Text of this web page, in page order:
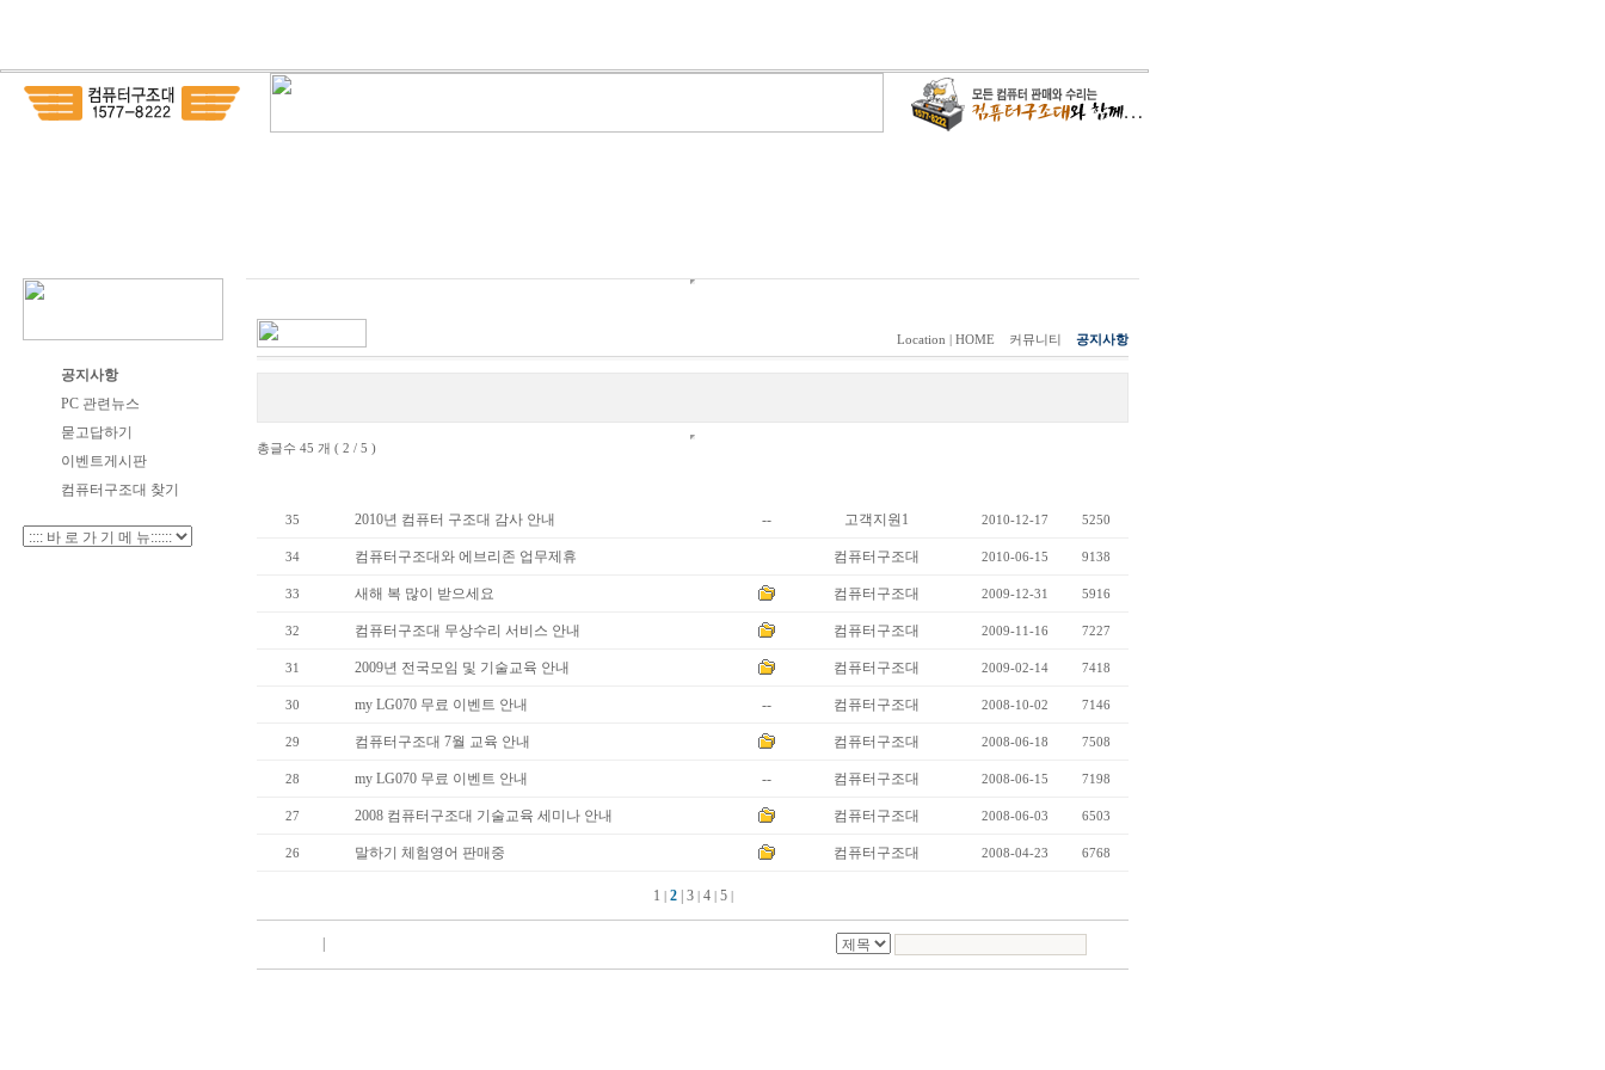
공지사항
PC 관련뉴스
묻고답하기
이벤트게시판
컴퓨터구조대 찾기
Location | HOME 커뮤니티 공지사항
총글수 45 개 ( 2 / 5 )
35 2010년 컴퓨터 구조대 감사 안내 -- 고객지원1 2010-12-17 5250
34 컴퓨터구조대와 에브리존 업무제휴 컴퓨터구조대 2010-06-15 9138
33 새해 복 많이 받으세요 컴퓨터구조대 2009-12-31 5916
32 컴퓨터구조대 무상수리 서비스 안내 컴퓨터구조대 2009-11-16 7227
31 2009년 전국모임 및 기술교육 안내 컴퓨터구조대 2009-02-14 7418
30 my LG070 무료 이벤트 안내 -- 컴퓨터구조대 2008-10-02 7146
29 컴퓨터구조대 7월 교육 안내 컴퓨터구조대 2008-06-18 7508
28 my LG070 무료 이벤트 안내 -- 컴퓨터구조대 2008-06-15 7198
27 2008 컴퓨터구조대 기술교육 세미나 안내 컴퓨터구조대 2008-06-03 6503
26 말하기 체험영어 판매중 컴퓨터구조대 2008-04-23 6768
1 | 2| 3| 4| 5|